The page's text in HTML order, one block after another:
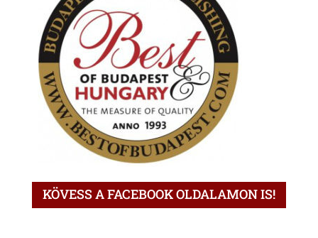
KÖVESS A FACEBOOK OLDALAMON IS!